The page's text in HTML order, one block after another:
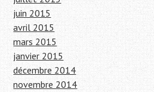
juin 2015
avril 2015
mars 2015
janvier 2015
décembre 2014
novembre 2014